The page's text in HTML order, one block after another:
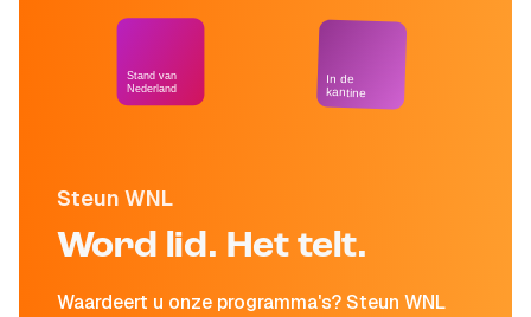
Steun WNL
Word lid. Het telt.
Waardeert u onze programma's? Steun WNL
Stand van
Nederland
In de
kantine